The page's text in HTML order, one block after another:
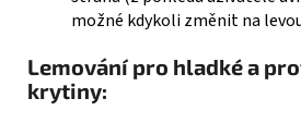
možné kdykoli změnit na
Lemování pro hladké a
krytiny: